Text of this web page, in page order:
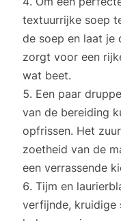
textuurrijke soep
de soep en laat je
zorgt voor een
wat beet.
Een paar
van de bereiding
opfrissen. Het
zoetheid van de
een verrassende
Tijm en
verfijnde, kruidige